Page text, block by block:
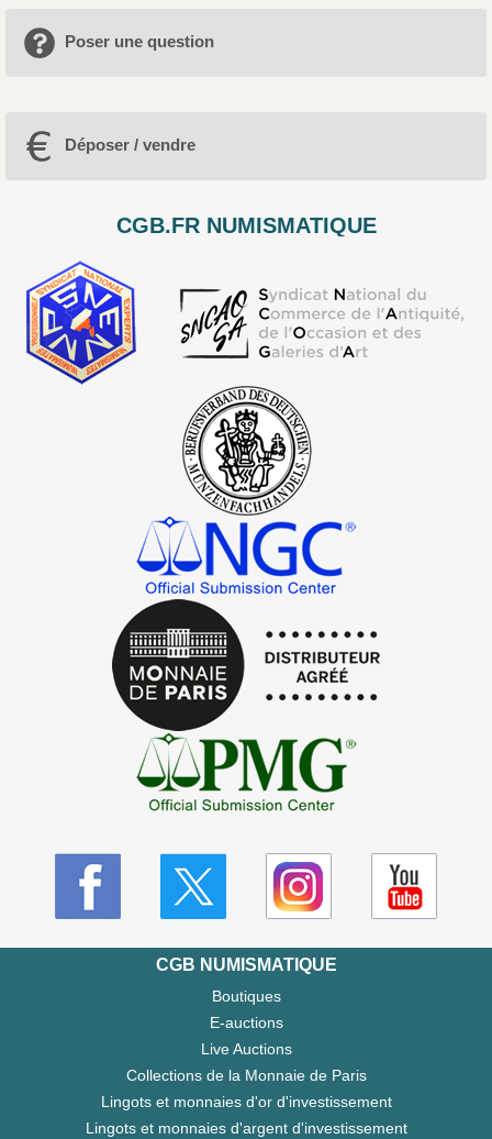
Poser une question
Déposer / vendre
CGB.FR NUMISMATIQUE
CGB NUMISMATIQUE
Boutiques
E-auctions
Live Auctions
Collections de la Monnaie de Paris
Lingots et monnaies d'or d'investissement
Lingots et monnaies d'argent d'investissement